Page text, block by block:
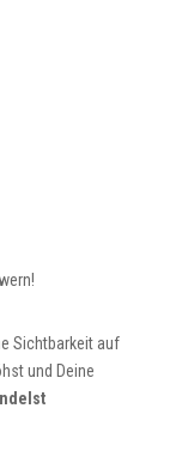
Sichtbarkeit auf
und Deine